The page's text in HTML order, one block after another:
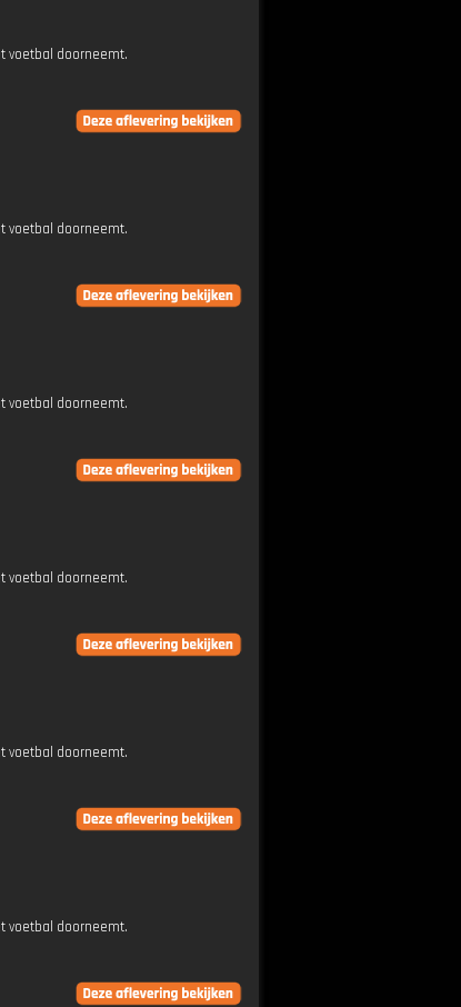
voetbal doorneemt.
voetbal doorneemt.
voetbal doorneemt.
voetbal doorneemt.
voetbal doorneemt.
voetbal doorneemt.